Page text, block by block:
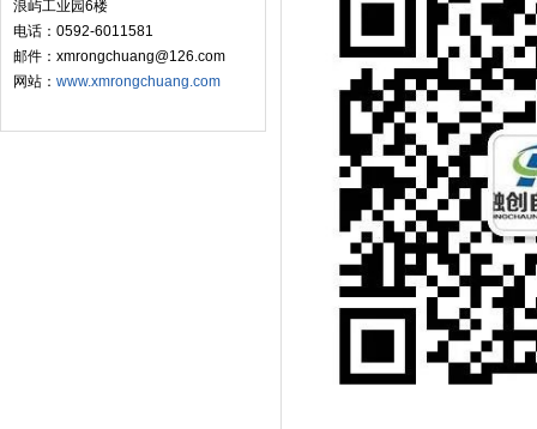
浪屿工业园6楼
电话：0592-6011581
邮件：xmrongchuang@126.com
网站： www.xmrongchuang.com